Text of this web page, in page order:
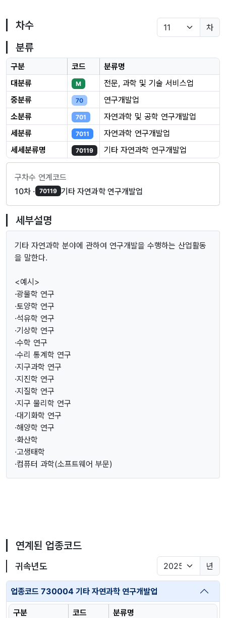
차수 차
분류
구분 코드
분류명
대분류
M
전문, 과학 및 기술 서비스업
중분류
70
연구개발업
소분류
701
자연과학 및 공학 연구개발업
세분류
7011
자연과학 연구개발업
세세분류명
70119 기타 자연과학 연구개발업
구차수 연계코드
10차 · 70119 기타 자연과학 연구개발업
세부설명
기타 자연과학 분야에 관하여 연구개발을 수행하는 산업활동
을 말한다.
<예시>
·광물학 연구
·토양학 연구
·석유학 연구
·기상학 연구
·수학 연구
·수리 통계학 연구
·지구과학 연구
·지진학 연구
·지질학 연구
·지구 물리학 연구
·대기화학 연구
·해양학 연구
·화산학
·고생태학
·컴퓨터 과학(소프트웨어 부문)
연계된 업종코드
귀속년도 년
업종코드 730004 기타 자연과학 연구개발업
구분 코드 분류명